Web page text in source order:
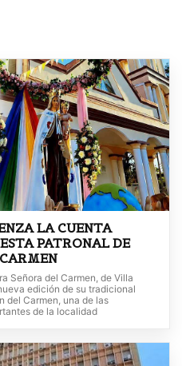
LA CUENTA
PATRONAL DE
Señora del Carmen, de Villa
edición de su tradicional
del Carmen, una de las
de la localidad